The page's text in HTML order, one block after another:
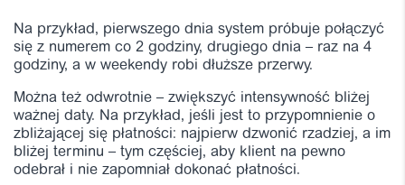
Na przykład, pierwszego dnia system próbuje połączyć
się z numerem co 2 godziny, drugiego dnia – raz na 4
godziny, a w weekendy robi dłuższe przerwy.
Można też odwrotnie – zwiększyć intensywność bliżej
ważnej daty. Na przykład, jeśli jest to przypomnienie o
zbliżającej się płatności: najpierw dzwonić rzadziej, a im
bliżej terminu – tym częściej, aby klient na pewno
odebrał i nie zapomniał dokonać płatności.